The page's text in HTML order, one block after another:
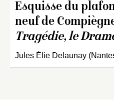
Esquisse du
neuf de
Tragédie, le
Jules Élie Delaunay